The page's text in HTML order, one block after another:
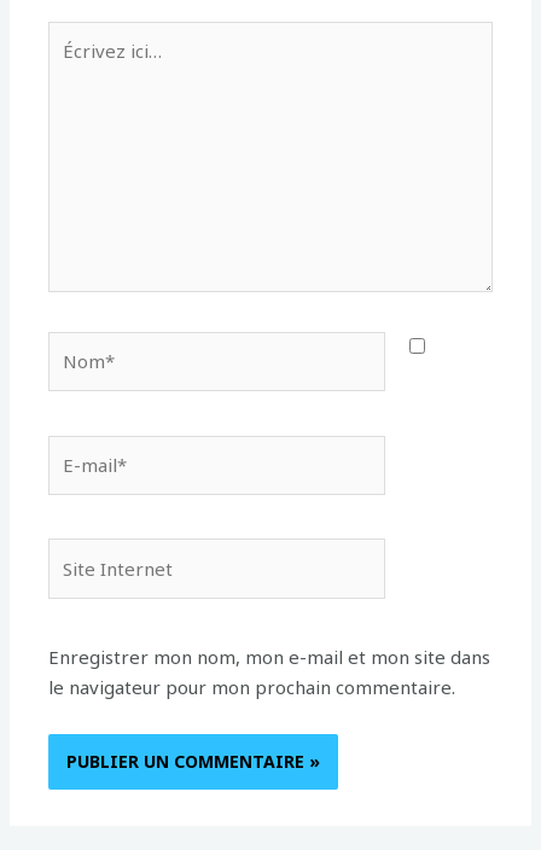
ici…
mail*
Internet
Enregistrer mon nom, mon e-mail et mon site dans
le navigateur pour mon prochain commentaire.